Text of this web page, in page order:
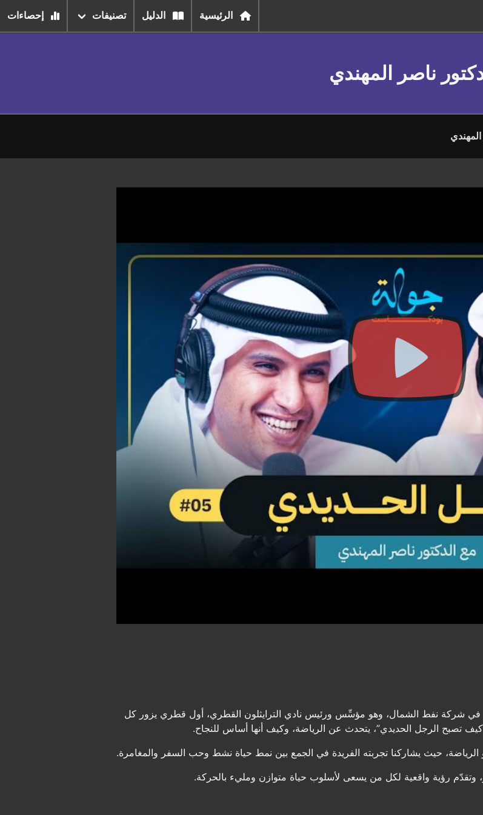
الرئيسية الدليل تصنيفات إحصاءات
ناصر المهندي
في شركة نفط الشمال، وهو مؤسِّس ورئيس نادي الترايثلون القطري، أول قطري يزور كل
حيث يشاركنا تجربته الفريدة في الجمع بين نمط حياة نشط وحب السفر والمغامرة.
وتقدّم رؤية واقعية لكل من يسعى لأسلوب حياة متوازن ومليء بالحركة.